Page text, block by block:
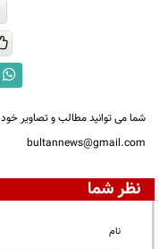
شما می توانید مطالب و تصاویر خود
bultannews@gmail.com
نظر شما
نام